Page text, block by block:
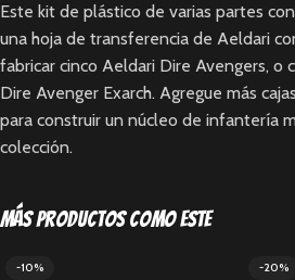
Este kit de plástico de varias partes
una hoja de transferencia de Aeldari
fabricar cinco Aeldari Dire Avengers, o
Dire Avenger Exarch. Agregue más
para construir un núcleo de infantería
colección.
Más productos como este
-10% -20%